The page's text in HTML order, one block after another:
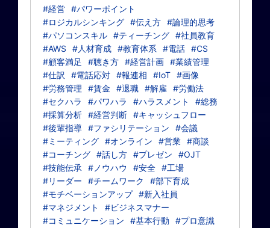
#経営 #パワーポイント
#ロジカルシンキング #伝え方 #論理的思考
#パソコンスキル #ティーチング #社員教育
#AWS
#人材育成 #教育体系 #電話 #CS
#顧客満足
#聴き方 #経営計画 #業績管理
#仕訳
#電話応対 #報連相 #IoT #画像
#労務管理
#賃金 #退職 #解雇
#労働法
#セクハラ
#パワハラ #ハラスメント
#総務
#採算分析 #経営判断 #キャッシュフロー
#後輩指導 #ファシリテーション
#会議
#ミーティング #オンライン #営業 #商談
#コーチング #話し方 #プレゼン
#OJT
#技能伝承
#ノウハウ #安全 #工場
#リーダー
#チームワーク
#部下育成
#モチベーションアップ #新入社員
#マネジメント
#ビジネスマナー
#コミュニケーション
#基本行動
#プロ意識